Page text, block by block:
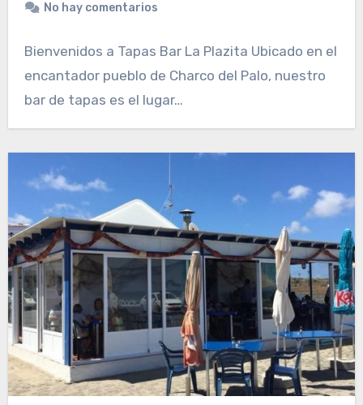
No hay comentarios
Bienvenidos a Tapas Bar La Plazita Ubicado en el
encantador pueblo de Charco del Palo, nuestro
bar de tapas es el lugar…